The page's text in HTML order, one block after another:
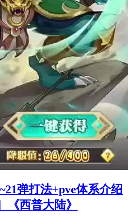
弹打法+pve体系介绍
《西普大陆》